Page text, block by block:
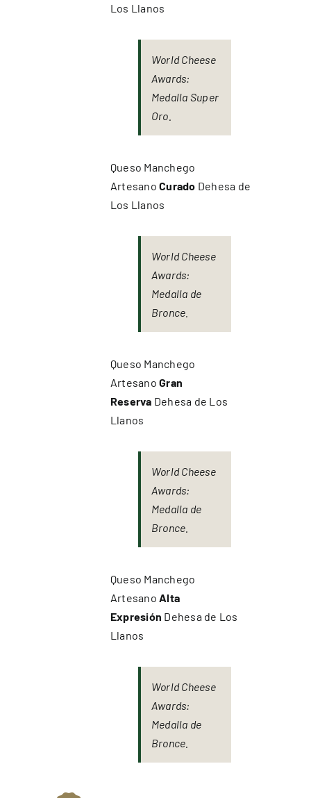
Los Llanos
World Cheese
Awards:
Medalla Super
Oro.
Queso Manchego
ArtesanoCurado Dehesa de
Los Llanos
World Cheese
Awards:
Medalla de
Bronce.
Queso Manchego
ArtesanoGran
Reserva Dehesa de Los
Llanos
World Cheese
Awards:
Medalla de
Bronce.
Queso Manchego
ArtesanoAlta
Expresión Dehesa de Los
Llanos
World Cheese
Awards:
Medalla de
Bronce.